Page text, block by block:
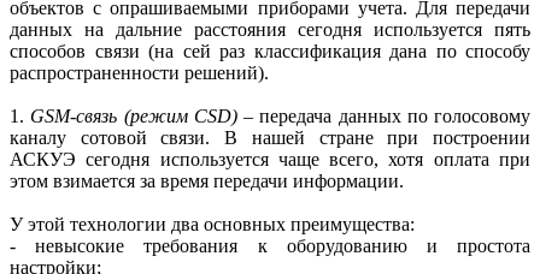
объектов с опрашиваемыми приборами учета. Для передачи
данных на дальние расстояния сегодня используется пять
способов связи (на сей раз классификация дана по способу
распространенности решений).
1. GSM-связь (режим CSD)– передача данных по голосовому
каналу сотовой связи. В нашей стране при построении
АСКУЭ сегодня используется чаще всего, хотя оплата при
этом взимается за время передачи информации.
У этой технологии два основных преимущества:
- невысокие требования к оборудованию и простота
настройки;